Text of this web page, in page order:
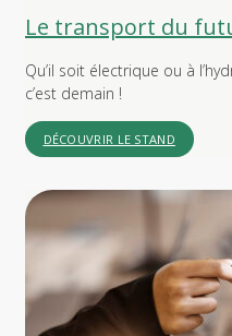
Le transport du
Qu’il soit électrique ou à
c’est demain !
DÉCOUVRIR LE STAND